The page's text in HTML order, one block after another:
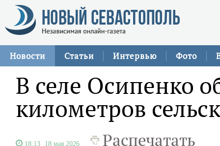
Новости Статьи Интервью Фото
В селе Осипенко
километров
18:13 18 мая 2026 Распечатать